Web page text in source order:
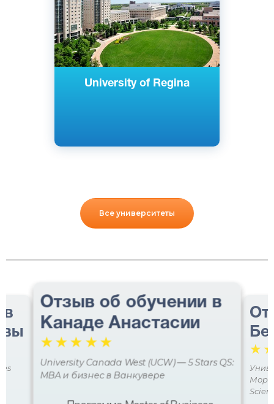
University of Regina
Все университеты
в
Отзыв об обучении в
Канаде Анастасии
☆☆☆ ☆☆
University Canada West (UCW) — 5 Stars QS:
MBA и бизнес в Ванкувере
☆
Мора